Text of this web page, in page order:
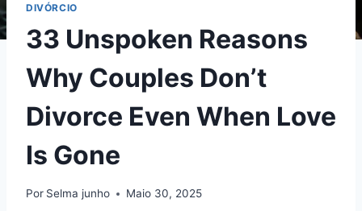
DIVÓRCIO
33 Unspoken Reasons
Why Couples Don’t
Divorce Even When Love
Is Gone
Por Selma junho Maio 30, 2025